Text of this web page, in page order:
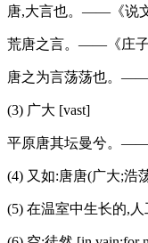
唐,大言也。——《说文
荒唐之言。——《庄子
唐之为言荡荡也。——
(3) 广大 [vast]
平原唐其坛曼兮。——
(4) 又如:唐唐(广大;浩
(5) 在温室中生长的,